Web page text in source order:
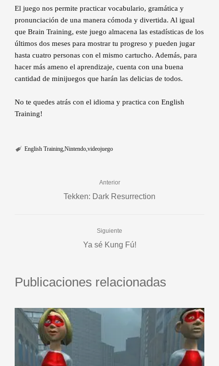
El juego nos permite practicar vocabulario, gramática y
pronunciación de una manera cómoda y divertida. Al igual
que Brain Training, este juego almacena las estadísticas de los
últimos dos meses para mostrar tu progreso y pueden jugar
hasta cuatro personas con el mismo cartucho. Además, para
hacer más ameno el aprendizaje, cuenta con una buena
cantidad de minijuegos que harán las delicias de todos.
No te quedes atrás con el idioma y practica con English
Training!
English Training Nintendo videojuego
Anterior
Tekken: Dark Resurrection
Siguiente
Ya sé Kung Fú!
Publicaciones relacionadas